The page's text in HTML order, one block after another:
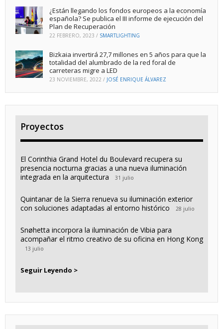
¿Están llegando los fondos europeos a la economía
española? Se publica el III informe de ejecución del
Plan de Recuperación
22 FEBRERO, 2023 / SMARTLIGHTING
Bizkaia invertirá 27,7 millones en 5 años para que la
totalidad del alumbrado de la red foral de
carreteras migre a LED
23 NOVIEMBRE, 2022 / JOSÉ ENRIQUE ÁLVAREZ
Proyectos
El Corinthia Grand Hotel du Boulevard recupera su
presencia nocturna gracias a una nueva iluminación
integrada en la arquitectura
31 julio
Quintanar de la Sierra renueva su iluminación exterior
con soluciones adaptadas al entorno histórico
28 julio
Snøhetta incorpora la iluminación de Vibia para
acompañar el ritmo creativo de su oficina en Hong Kong
13 julio
Seguir Leyendo >